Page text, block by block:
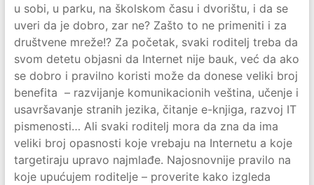
u sobi, u parku, na školskom času i dvorištu, i da se
uveri da je dobro, zar ne? Zašto to ne primeniti i za
društvene mreže!? Za početak, svaki roditelj treba da
svom detetu objasni da Internet nije bauk, već da ako
se dobro i pravilno koristi može da donese veliki broj
benefita – razvijanje komunikacionih veština, učenje i
usavršavanje stranih jezika, čitanje e-knjiga, razvoj IT
pismenosti… Ali svaki roditelj mora da zna da ima
veliki broj opasnosti koje vrebaju na Internetu a koje
targetiraju upravo najmlađe. Najosnovnije pravilo na
koje upućujem roditelje – proverite kako izgleda